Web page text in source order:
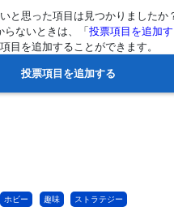
と思った項目は見つかりましたか
ないときは、「 投票項目を追加
目を追加することができます。
ホビー 趣味 ストラテジー